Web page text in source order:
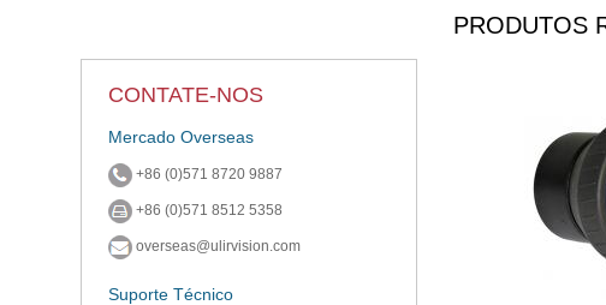
PRODUTOS
CONTATE-NOS
Mercado Overseas
+86 (0)571 8720 9887
+86 (0)571 8512 5358
overseas@ulirvision.com
Suporte Técnico